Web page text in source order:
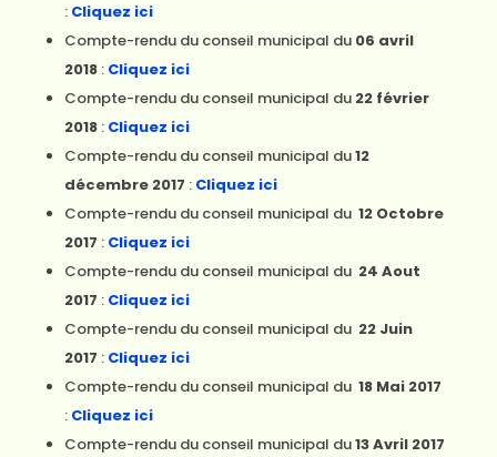
: Cliquez ici
Compte-rendu du conseil municipal du 06 avril
2018: Cliquez ici
Compte-rendu du conseil municipal du 22 février
2018: Cliquez ici
Compte-rendu du conseil municipal du12
décembre 2017 : Cliquez ici
Compte-rendu du conseil municipal du12 Octobre
2017 : Cliquez ici
Compte-rendu du conseil municipal du24 Aout
2017 : Cliquez ici
Compte-rendu du conseil municipal du22 Juin
2017 : Cliquez ici
Compte-rendu du conseil municipal du18 Mai 2017
: Cliquez ici
Compte-rendu du conseil municipal du13 Avril 2017